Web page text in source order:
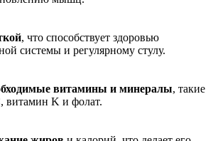
, что способствует здоровью
системы и регулярному стулу.
витамины и минералы, такие
витамин K и фолат.